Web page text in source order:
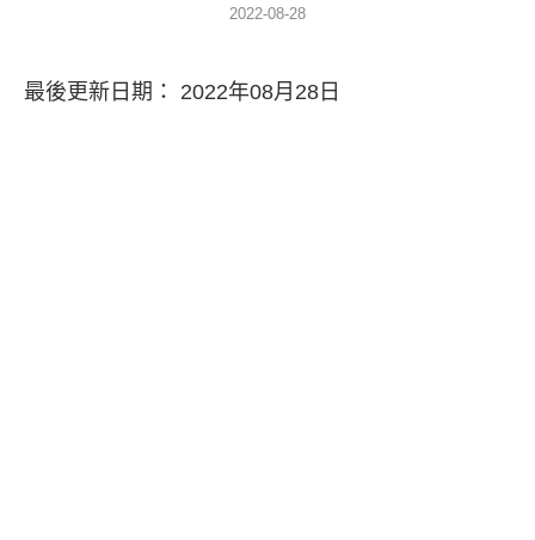
2022-08-28
最後更新日期： 2022年08月28日